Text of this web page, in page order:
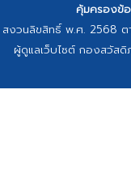
คุ้มครองข้
สงวนลิขสิทธิ์ พ.ศ. 2568
ผู้ดูแลเว็บไซต์ กองสวัส